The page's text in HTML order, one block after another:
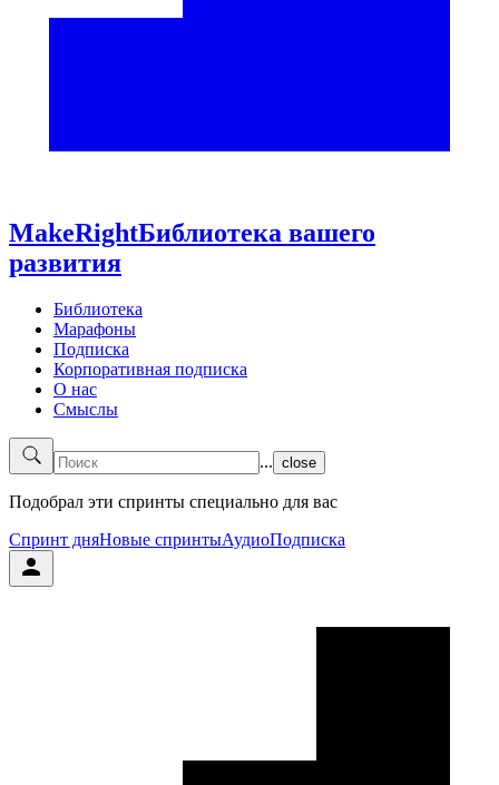
MakeRightБиблиотека вашего
развития
Библиотека
Марафоны
Подписка
Корпоративная подписка
О нас
Смыслы
... close
Подобрал эти спринты специально для вас
Спринт дняНовые спринтыАудиоПодписка